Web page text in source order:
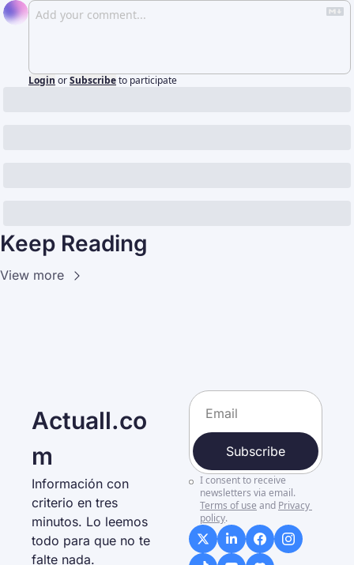
Login orSubscribeto participate
Keep Reading
View more
Actuall.co
m
Información con
criterio en tres
minutos. Lo leemos
todo para que no te
falte nada.
Subscribe
I consent to receive
newsletters via email.
Terms of use and Privacy
policy.